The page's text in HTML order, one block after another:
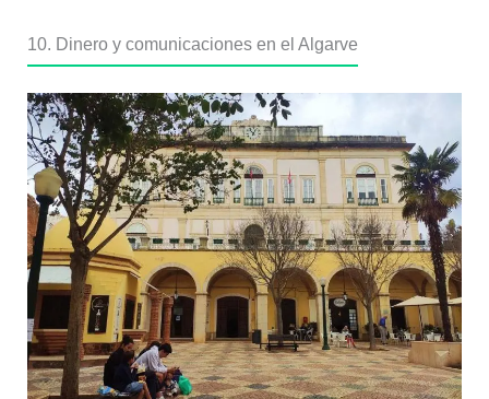
10. Dinero y comunicaciones en el Algarve